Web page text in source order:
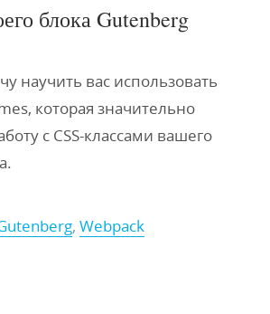
блока Gutenberg
научить вас использовать
которая значительно
с CSS-классами вашего
, Webpack